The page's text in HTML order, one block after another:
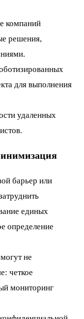
компаний
решения,
для выполнения
удаленных
барьер или
единых
определение
не
четкое
мониторинг